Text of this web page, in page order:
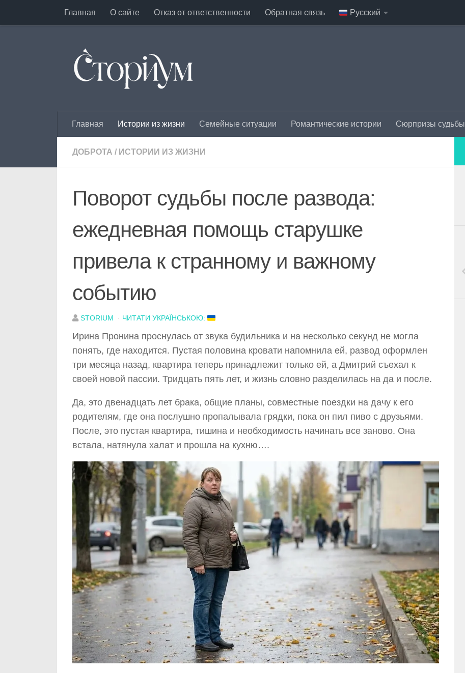
Под записьюГлавная О сайте Отказ от ответственности Обратная связь Русский
Главная Истории из жизни Семейные ситуации Романтические истории Сюрпризы судьбы
ДОБРОТА / ИСТОРИИ ИЗ ЖИЗНИ
Поворот судьбы после развода:
ежедневная помощь старушке
привела к странному и важному
событию
STORIUM · ЧИТАТИ УКРАЇНСЬКОЮ:
Ирина Пронина проснулась от звука будильника и на несколько секунд не могла
понять, где находится. Пустая половина кровати напомнила ей, развод оформлен
три месяца назад, квартира теперь принадлежит только ей, а Дмитрий съехал к
своей новой пассии. Тридцать пять лет, и жизнь словно разделилась на да и после.
Да, это двенадцать лет брака, общие планы, совместные поездки на дачу к его
родителям, где она послушно пропалывала грядки, пока он пил пиво с друзьями.
После, это пустая квартира, тишина и необходимость начинать все заново. Она
встала, натянула халат и прошла на кухню….